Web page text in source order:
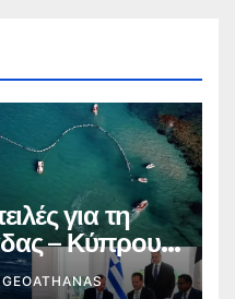
για τη
– Κύπρου –
GEOATHANAS